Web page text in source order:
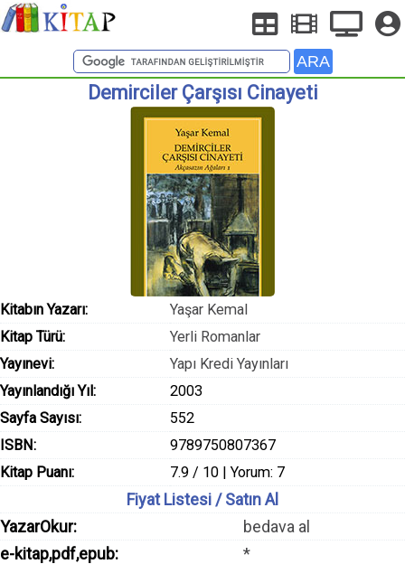
Demirciler Çarşısı Cinayeti
Kitabın Yazarı:
Yaşar Kemal
Kitap Türü:
Yerli Romanlar
Yayınevi:
Yapı Kredi Yayınları
Yayınlandığı Yıl:
2003
Sayfa Sayısı:
552
ISBN:
9789750807367
Kitap Puanı:
7.9 / 10 | Yorum: 7
Fiyat Listesi / Satın Al
YazarOkur:
bedava al
e-kitap,pdf,epub:
*